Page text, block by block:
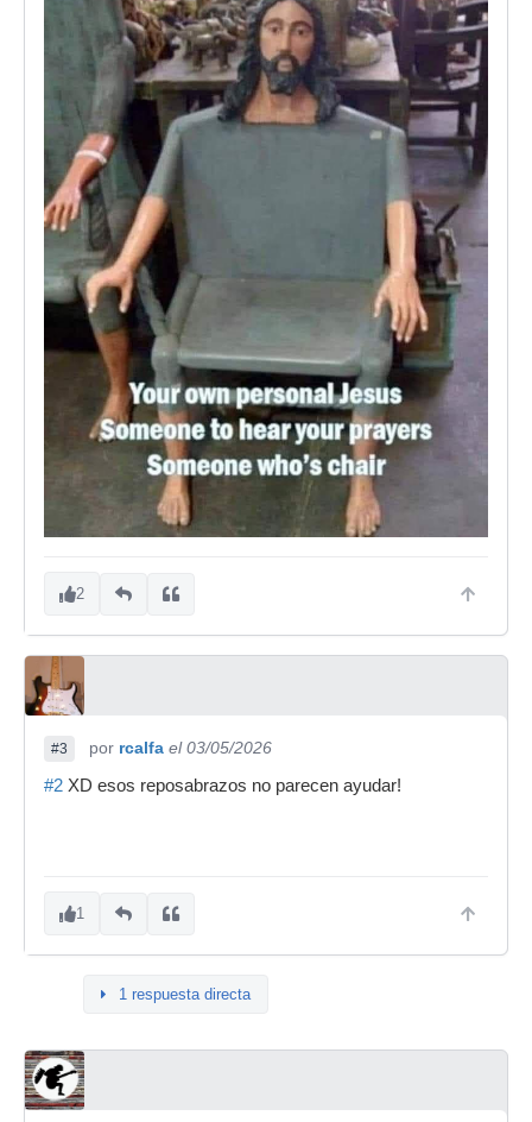
2
#3 por rcalfa el 03/05/2026
#2 XD esos reposabrazos no parecen ayudar!
1
1 respuesta directa